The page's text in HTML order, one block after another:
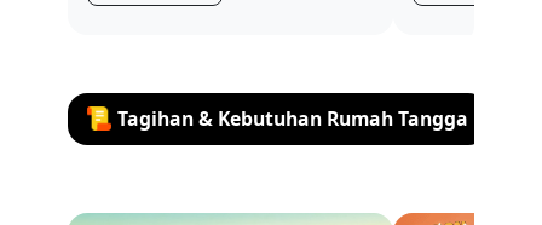
Tagihan & Kebutuhan Rumah Tangga